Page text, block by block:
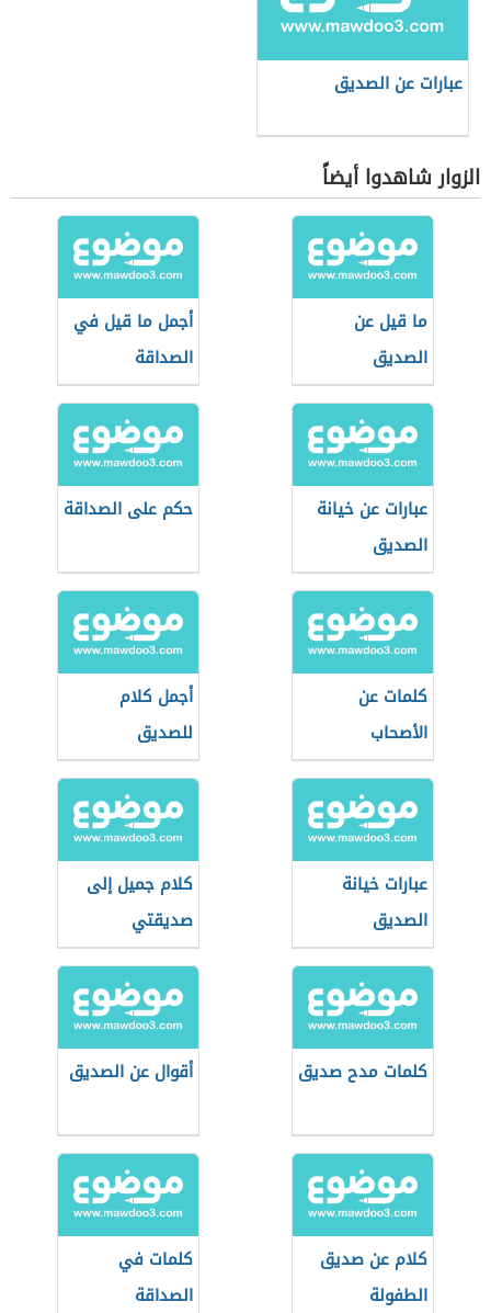
عبارات عن الصديق
الزوار شاهدوا أيضاً
ما قيل عن
الصديق
أجمل ما قيل في
الصداقة
عبارات عن خيانة
الصديق
حكم على الصداقة
كلمات عن
الأصحاب
أجمل كلام
للصديق
عبارات خيانة
الصديق
كلام جميل إلى
صديقتي
كلمات مدح صديق أقوال عن الصديق
كلام عن صديق
الطفولة
كلمات في
الصداقة